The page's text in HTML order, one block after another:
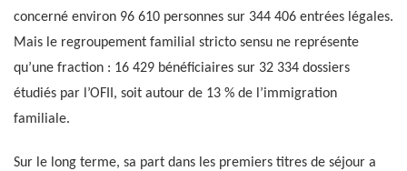
concerné environ 96 610 personnes sur 344 406 entrées légales.
Mais le regroupement familial stricto sensu ne représente
qu’une fraction : 16 429 bénéficiaires sur 32 334 dossiers
étudiés par l’OFII, soit autour de 13 % de l’immigration
familiale.
Sur le long terme, sa part dans les premiers titres de séjour a